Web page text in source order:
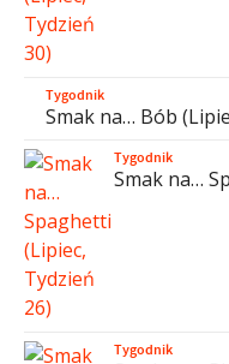
Tygodnik
Smak na… Bób
Tygodnik
Smak na…
Tygodnik